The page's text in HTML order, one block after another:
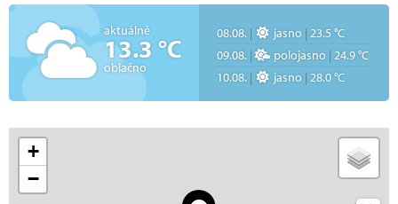
aktuálně
13.3 °C
oblačno
08.08. | jasno | 23.5 °C
09.08. | polojasno | 24.9 °C
10.08. | jasno | 28.0 °C
+
−